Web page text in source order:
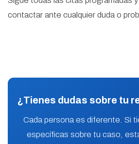
contactar ante cualquier duda o
¿Tienes dudas sobre tu
Cada persona es diferente. Si
específicas sobre tu caso,